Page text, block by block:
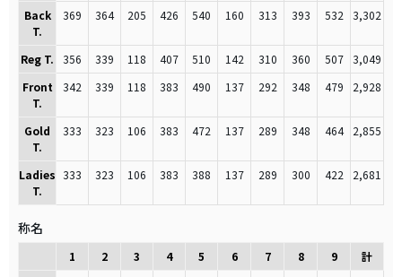
Back
T.
369 364 205 426 540 160 313 393 532 3,302
Reg T. 356 339 118 407 510 142 310 360 507
3,049
Front
T.
342 339 118 383 490 137 292 348 479 2,928
Gold
T.
333 323 106 383 472 137 289 348 464 2,855
Ladies
T.
333 323 106 383 388 137 289 300 422 2,681
称名
1 2 3 4 5 6 7 8 9
計